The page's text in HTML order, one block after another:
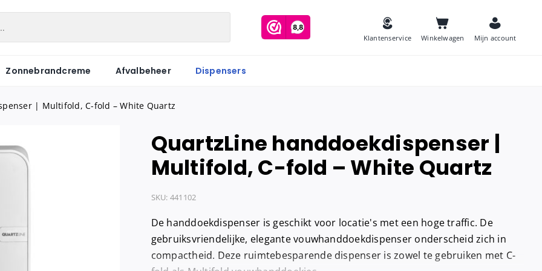
Klantenservice Winkelwagen Mijn account
Hygiënezakjes
Maandverband
Hygiënebak navulling
Hygienezakjes houder
Zeep
Toiletborstels
Babyverschoontafels
Industriepapier
Onderzoeksbankrollen
Tissues
Zonnebrandcreme Afvalbeheer Dispensers
| Multifold, C-fold – White Quartz
QuartzLine handdoekdispenser |
Multifold, C-fold – White Quartz
SKU: 441102
De handdoekdispenser is geschikt voor locatie's met een hoge traffic. De
gebruiksvriendelijke, elegante vouwhanddoekdispenser onderscheid zich in
compactheid. Deze ruimtebesparende dispenser is zowel te gebruiken met C-